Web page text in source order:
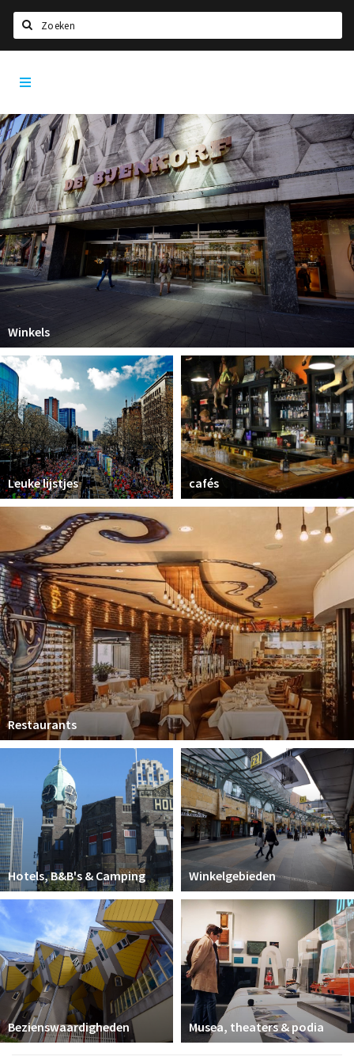
Home
Agenda
Deals
Party pics
Nieuws, interviews & blogs
Eten
Drinken
Slapen
Recreatief
Winkels
Winkelgebieden
Parkeren
Bezienswaardigheden
Musea, theaters & podia
Uitjes & activiteiten
Toeristische routes
Natuurgebieden
Baroniepoorten
Sport
Andere City Apps
Inloggen
Winkels
Leuke lijstjes cafés
Restaurants
Hotels, B&B's & Camping Winkelgebieden
Bezienswaardigheden Musea, theaters & podia